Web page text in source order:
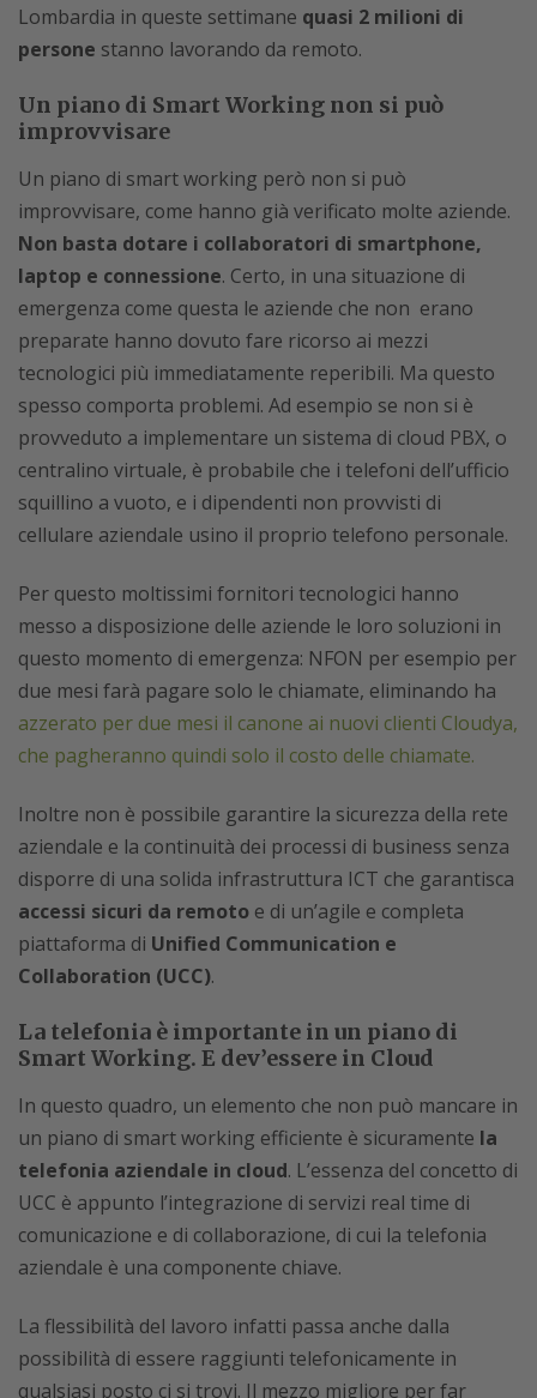
Lombardia in queste settimane quasi 2 milioni di
persone stanno lavorando da remoto.
Un piano di Smart Working non si può
improvvisare
Un piano di smart working però non si può
improvvisare, come hanno già verificato molte aziende.
Non basta dotare i collaboratori di smartphone,
laptop e connessione. Certo, in una situazione di
emergenza come questa le aziende che non erano
preparate hanno dovuto fare ricorso ai mezzi
tecnologici più immediatamente reperibili. Ma questo
spesso comporta problemi. Ad esempio se non si è
provveduto a implementare un sistema di cloud PBX, o
centralino virtuale, è probabile che i telefoni dell’ufficio
squillino a vuoto, e i dipendenti non provvisti di
cellulare aziendale usino il proprio telefono personale.
Per questo moltissimi fornitori tecnologici hanno
messo a disposizione delle aziende le loro soluzioni in
questo momento di emergenza: NFON per esempio per
due mesi farà pagare solo le chiamate, eliminando ha
azzerato per due mesi il canone ai nuovi clienti Cloudya,
che pagheranno quindi solo il costo delle chiamate.
Inoltre non è possibile garantire la sicurezza della rete
aziendale e la continuità dei processi di business senza
disporre di una solida infrastruttura ICT che garantisca
accessi sicuri da remoto e di un’agile e completa
piattaforma di Unified Communication e
Collaboration (UCC).
La telefonia è importante in un piano di
Smart Working. E dev’essere in Cloud
In questo quadro, un elemento che non può mancare in
un piano di smart working efficiente è sicuramente la
telefonia aziendale in cloud. L’essenza del concetto di
UCC è appunto l’integrazione di servizi real time di
comunicazione e di collaborazione, di cui la telefonia
aziendale è una componente chiave.
La flessibilità del lavoro infatti passa anche dalla
possibilità di essere raggiunti telefonicamente in
qualsiasi posto ci si trovi. Il mezzo migliore per far